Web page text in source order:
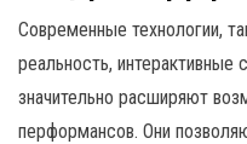
Современные технологии,
реальность, интерактивные
значительно расширяют
перформансов. Они